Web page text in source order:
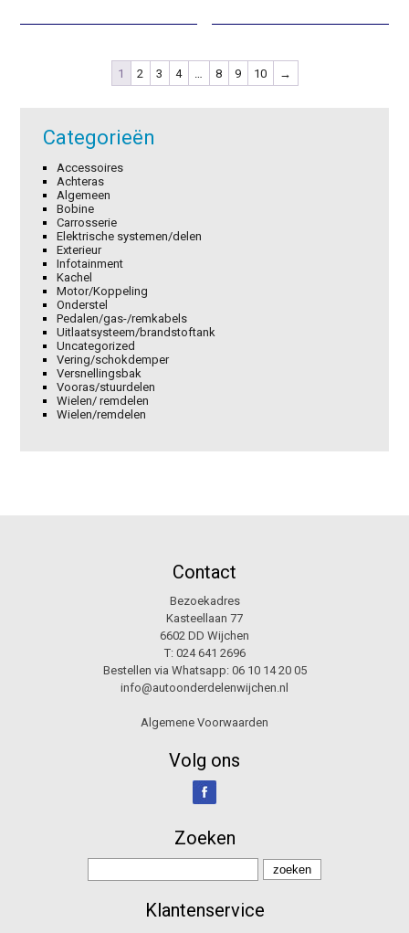
1 2 3 4 8 9 10 →
Categorieën
Accessoires
Achteras
Algemeen
Bobine
Carrosserie
Elektrische systemen/delen
Exterieur
Infotainment
Kachel
Motor/Koppeling
Onderstel
Pedalen/gas-/remkabels
Uitlaatsysteem/brandstoftank
Uncategorized
Vering/schokdemper
Versnellingsbak
Vooras/stuurdelen
Wielen/ remdelen
Wielen/remdelen
Contact
Bezoekadres
Kasteellaan 77
6602 DD Wijchen
T: 024 641 2696
Bestellen via Whatsapp: 06 10 14 20 05
info@autoonderdelenwijchen.nl
Algemene Voorwaarden
Volg ons
Zoeken
Klantenservice